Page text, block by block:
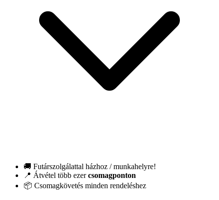
🚚 Futárszolgálattal házhoz / munkahelyre!
📍 Átvétel több ezercsomagponton
📦 Csomagkövetés minden rendeléshez